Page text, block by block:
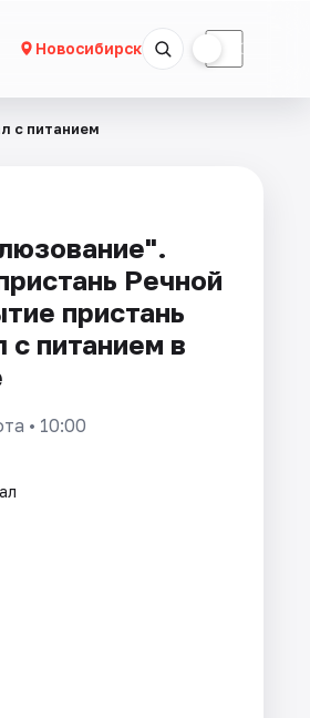
Новосибирск ☾
с питанием
Речной
пристань
с питанием в
• 10:00